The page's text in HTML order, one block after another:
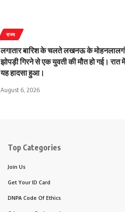
राज्य
लगातार बारिश के चलते लखनऊ के
झोपड़ी गिरने से एक युवती की मौत हो गई। रात
यह हादसा हुआ।
August 6, 2026
Top Categories
Join Us
Get Your ID Card
DNPA Code Of Ethics